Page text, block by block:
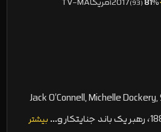
(93)
Jack O'Connell, Michelle
بیشتر